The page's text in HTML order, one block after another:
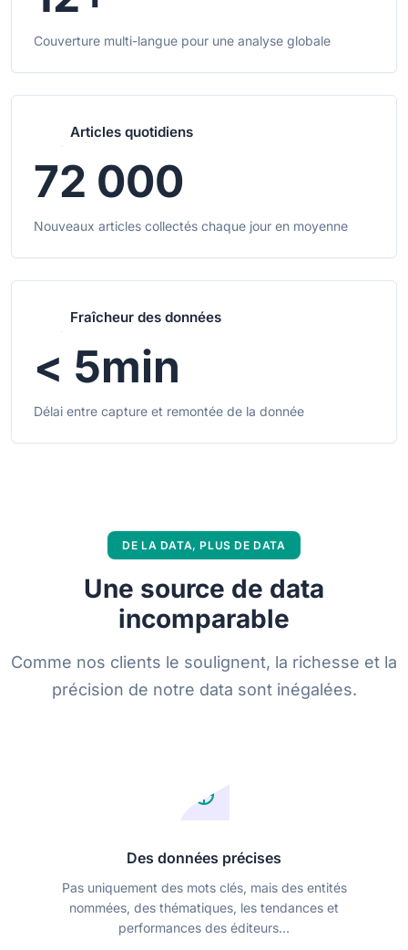
Couverture multi-langue pour une analyse globale
Articles quotidiens
72 000
Nouveaux articles collectés chaque jour en moyenne
Fraîcheur des données
< 5min
Délai entre capture et remontée de la donnée
DE LA DATA, PLUS DE DATA
Une source de data
incomparable
Comme nos clients le soulignent, la richesse et la
précision de notre data sont inégalées.
Des données précises
Pas uniquement des mots clés, mais des entités
nommées, des thématiques, les tendances et
performances des éditeurs...